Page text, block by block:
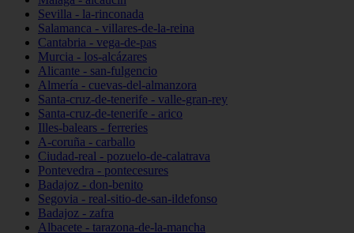
Sevilla - la-rinconada
Salamanca - villares-de-la-reina
Cantabria - vega-de-pas
Murcia - los-alcázares
Alicante - san-fulgencio
Almería - cuevas-del-almanzora
Santa-cruz-de-tenerife - valle-gran-rey
Santa-cruz-de-tenerife - arico
Illes-balears - ferreries
A-coruña - carballo
Ciudad-real - pozuelo-de-calatrava
Pontevedra - pontecesures
Badajoz - don-benito
Segovia - real-sitio-de-san-ildefonso
Badajoz - zafra
Albacete - tarazona-de-la-mancha